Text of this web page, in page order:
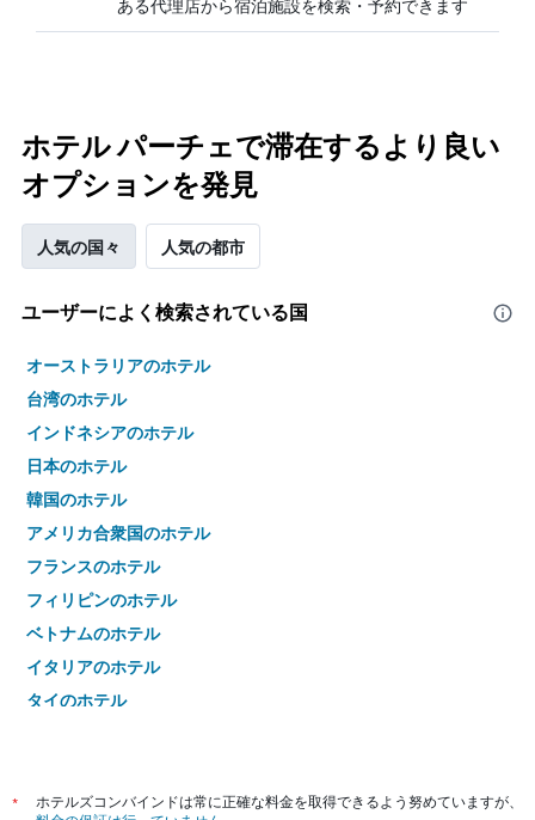
ある代理店から宿泊施設を検索・予約できます
ホテル パーチェで滞在するより良い
オプションを発見
人気の国々 人気の都市
ユーザーによく検索されている国
オーストラリアのホテル
台湾のホテル
インドネシアのホテル
日本のホテル
韓国のホテル
アメリカ合衆国のホテル
フランスのホテル
フィリピンのホテル
ベトナムのホテル
イタリアのホテル
タイのホテル
*
ホテルズコンバインドは常に正確な料金を取得できるよう努めていますが、